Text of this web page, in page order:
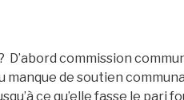
D’abord commission
manque de soutien
ce qu’elle fasse le